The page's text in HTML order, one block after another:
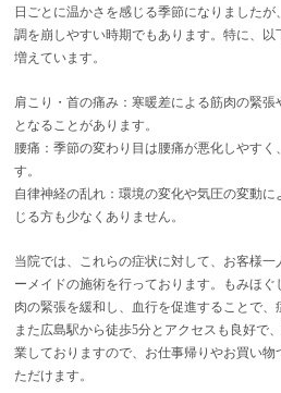
日ごとに温かさを感じる季節になりました
調を崩しやすい時期でもあります。特に、
増えています。
肩こり・首の痛み：寒暖差による筋肉の緊
となることがあります。
腰痛：季節の変わり目は腰痛が悪化しやすく
す。
自律神経の乱れ：環境の変化や気圧の変動
じる方も少なくありません。
当院では、これらの症状に対して、お客様
ーメイドの施術を行っております。もみほ
肉の緊張を緩和し、血行を促進することで、
また広島駅から徒歩5分とアクセスも良好で
業しておりますので、お仕事帰りやお買い
ただけます。